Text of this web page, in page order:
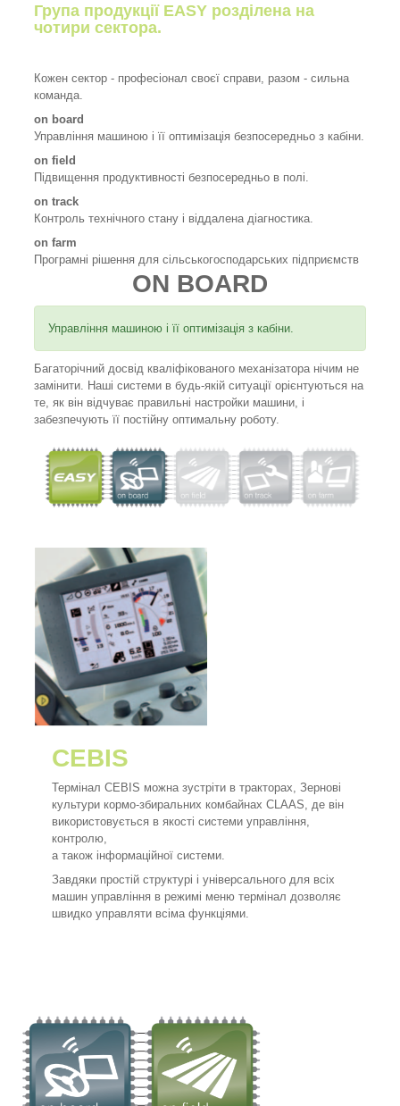
Група продукції EASY розділена на
чотири сектора.
Кожен сектор - професіонал своєї справи, разом - сильна
команда.
on board
Управління машиною і її оптимізація безпосередньо з кабіни.
on field
Підвищення продуктивності безпосередньо в полі.
on track
Контроль технічного стану і віддалена діагностика.
on farm
Програмні рішення для сільськогосподарських підприємств
ON BOARD
Управління машиною і її оптимізація з кабіни.
Багаторічний досвід кваліфікованого механізатора нічим не
замінити. Наші системи в будь-якій ситуації орієнтуються на
те, як він відчуває правильні настройки машини, і
забезпечують її постійну оптимальну роботу.
CEBIS
Термінал CEBIS можна зустріти в тракторах, Зернові
культури кормо-збиральних комбайнах CLAAS, де він
використовується в якості системи управління,
контролю,
а також інформаційної системи.
Завдяки простій структурі і універсального для всіх
машин управління в режимі меню термінал дозволяє
швидко управляти всіма функціями.